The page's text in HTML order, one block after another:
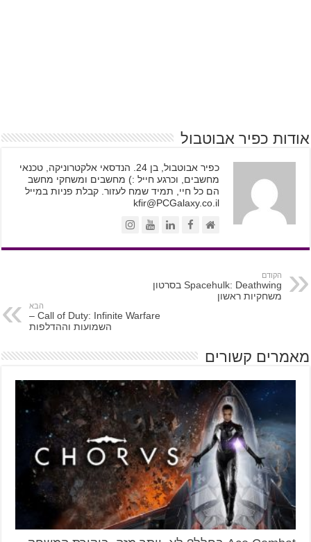
אודות כפיר אבוטבול
כפיר אבוטבול, בן 24. הנדסאי אלקטרוניקה, טכנאי
מחשבים, וכרגע חייל :) מחשבים ומשחקי מחשב
הם כל חיי, תמיד שמח לעזור. קבלת פניות במייל
kfir@PCGalaxy.co.il
הקודם
Spacehulk: Deathwing בסרטון
משחקיות ראשון
הבא
Call of Duty: Infinite Warfare –
השמועות וההדלפות
מאמרים קשורים